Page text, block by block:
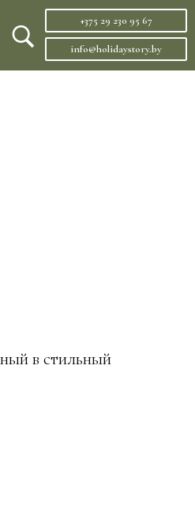
в стильный